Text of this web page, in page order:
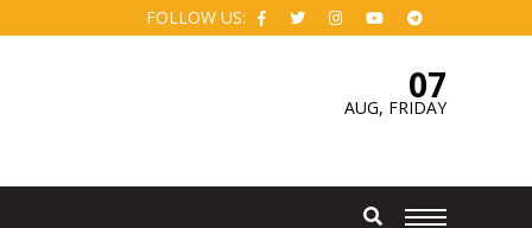
FOLLOW US:
07
AUG, FRIDAY